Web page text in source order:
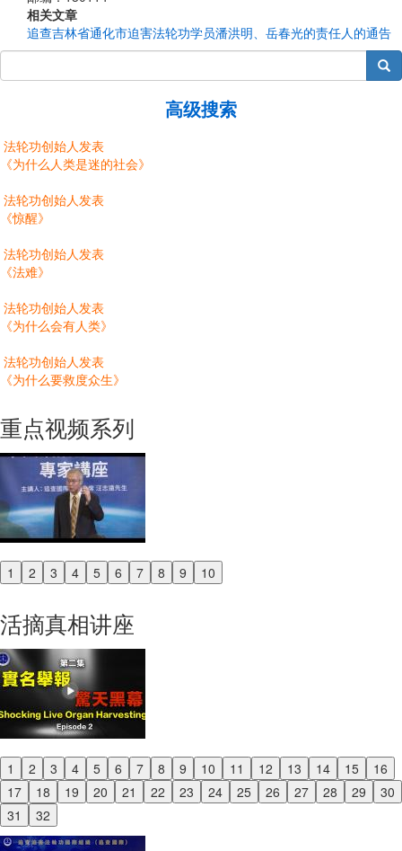
相关文章
追查吉林省通化市迫害法轮功学员潘洪明、岳春光的责任人的通告
搜索
高级搜索
法轮功创始人发表
《为什么人类是迷的社会》
法轮功创始人发表
《惊醒》
法轮功创始人发表
《法难》
法轮功创始人发表
《为什么会有人类》
法轮功创始人发表
《为什么要救度众生》
重点视频系列
1 2 3 4 5 6 7 8 9 10
Previous
活摘真相讲座
1 2 3 4 5 6 7 8 9 10 11 12 13 14 15
16
17
18 19 20 21 22 23 24 25 26 27 28 29
30
31
32
Previous
Next